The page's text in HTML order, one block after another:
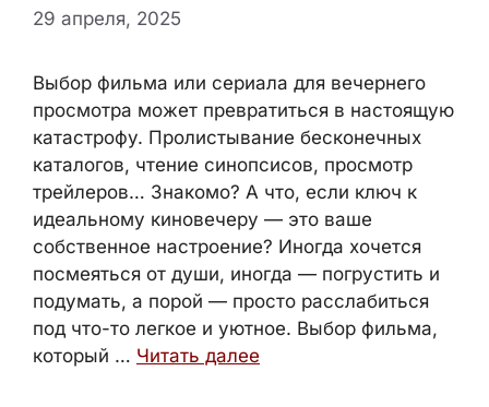
29 апреля, 2025
Выбор фильма или сериала для вечернего
просмотра может превратиться в настоящую
катастрофу. Пролистывание бесконечных
каталогов, чтение синопсисов, просмотр
трейлеров… Знакомо? А что, если ключ к
идеальному киновечеру — это ваше
собственное настроение? Иногда хочется
посмеяться от души, иногда — погрустить и
подумать, а порой — просто расслабиться
под что-то легкое и уютное. Выбор фильма,
который … Читать далее